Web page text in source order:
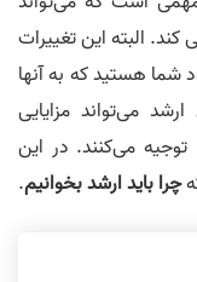
البته این تغییرات
شما هستید که به آنها
می‌تواند مزایایی
می‌کنند. در این
چرا باید ارشد بخوانیم.